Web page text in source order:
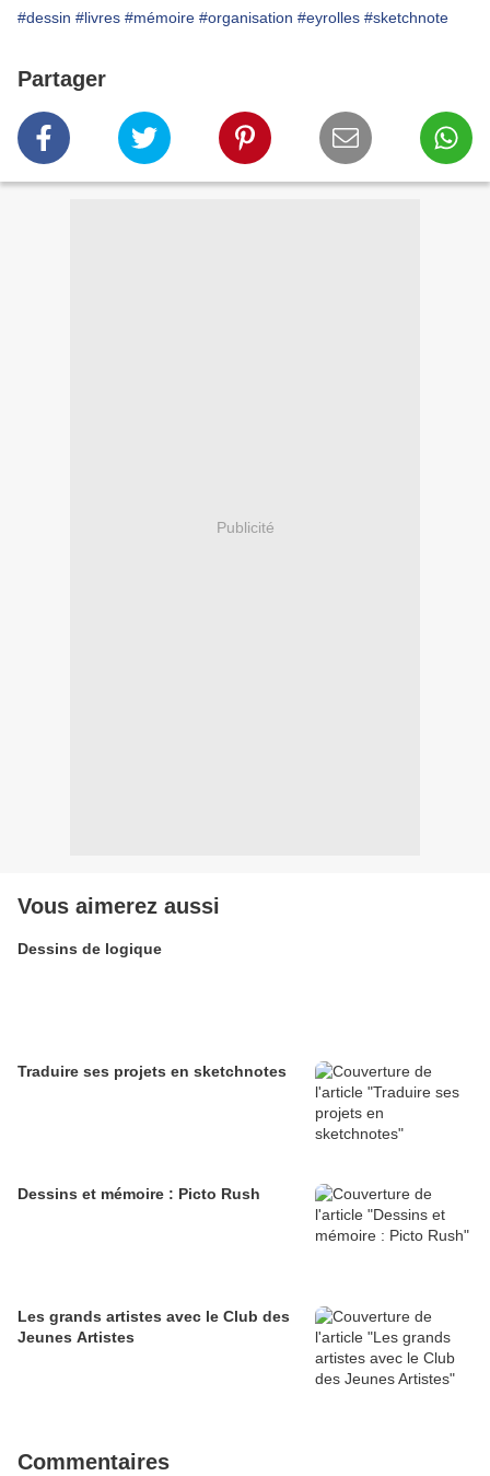
#dessin #livres #mémoire #organisation #eyrolles #sketchnote
Partager
Publicité
Vous aimerez aussi
Dessins de logique
Traduire ses projets en sketchnotes
Dessins et mémoire : Picto Rush
Les grands artistes avec le Club des
Jeunes Artistes
Commentaires